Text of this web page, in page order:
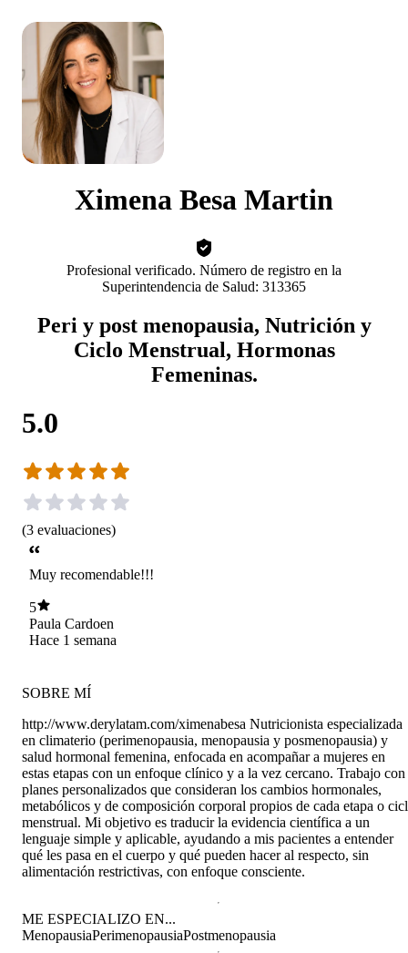
Ximena Besa Martin
Profesional verificado. Número de registro en la
Superintendencia de Salud: 313365
Peri y post menopausia, Nutrición y
Ciclo Menstrual, Hormonas
Femeninas.
5.0
(3 evaluaciones)
Muy recomendable!!!
5
Paula Cardoen
Hace 1 semana
SOBRE MÍ
http://www.derylatam.com/ximenabesa Nutricionista especializada
en climaterio (perimenopausia, menopausia y posmenopausia) y
salud hormonal femenina, enfocada en acompañar a mujeres en
estas etapas con un enfoque clínico y a la vez cercano. Trabajo con
planes personalizados que consideran los cambios hormonales,
metabólicos y de composición corporal propios de cada etapa o
menstrual. Mi objetivo es traducir la evidencia científica a un
lenguaje simple y aplicable, ayudando a mis pacientes a entender
qué les pasa en el cuerpo y qué pueden hacer al respecto, sin
alimentación restrictivas, con enfoque consciente.
ME ESPECIALIZO EN...
MenopausiaPerimenopausiaPostmenopausia